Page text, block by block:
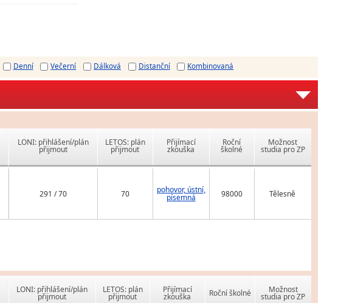
Denní Večerní Dálková Distanční Kombinovaná
LONI: přihlášení/plán
přijmout
LETOS: plán
přijmout
Přijímací
zkouška
Roční
školné
Možnost
studia pro ZP
291 / 70 70 pohovor, ústní,
písemná 98000 Tělesně
LONI: přihlášení/plán
přijmout
LETOS: plán
přijmout
Přijímací
zkouška Roční školné Možnost
studia pro ZP